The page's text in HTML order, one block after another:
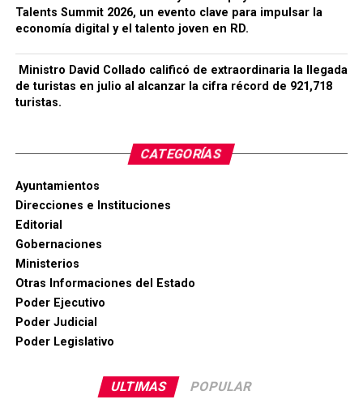
Talents Summit 2026, un evento clave para impulsar la
economía digital y el talento joven en RD.
Ministro David Collado calificó de extraordinaria la llegada
de turistas en julio al alcanzar la cifra récord de 921,718
turistas.
CATEGORÍAS
Ayuntamientos
Direcciones e Instituciones
Editorial
Gobernaciones
Ministerios
Otras Informaciones del Estado
Poder Ejecutivo
Poder Judicial
Poder Legislativo
ULTIMAS POPULAR